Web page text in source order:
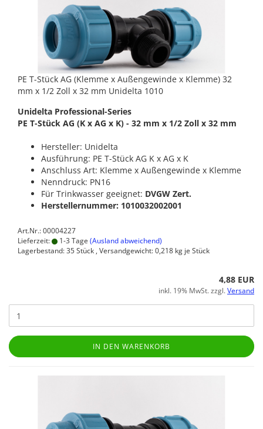
PE T-Stück AG (Klemme x Außengewinde x Klemme) 32
mm x 1/2 Zoll x 32 mm Unidelta 1010
Unidelta Professional-Series
PE T-Stück AG (K x AG x K) - 32 mm x 1/2 Zoll x 32 mm
Hersteller: Unidelta
Ausführung: PE T-Stück AG K x AG x K
Anschluss Art: Klemme x Außengewinde x Klemme
Nenndruck: PN16
Für Trinkwasser geeignet: DVGW Zert.
Herstellernummer: 1010032002001
Art.Nr.: 00004227
Lieferzeit:
1-3 Tage (Ausland abweichend)
Lagerbestand: 35 Stück , Versandgewicht:0,218 kg je Stück
4,88 EUR
inkl. 19% MwSt. zzgl.Versand
IN DEN WARENKORB